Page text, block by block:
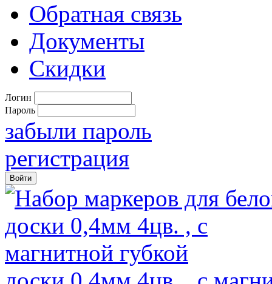
Обратная связь
Документы
Скидки
Логин
Пароль
забыли пароль
регистрация